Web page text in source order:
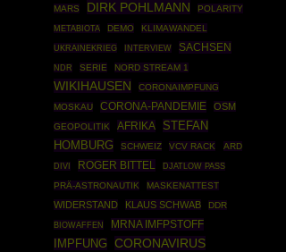
MARS DIRK POHLMANN POLARITY
METABIOTA DEMO
KLIMAWANDEL
UKRAINEKRIEG
INTERVIEW SACHSEN
NDR SERIE NORD STREAM 1
WIKIHAUSEN
CORONAIMPFUNG
MOSKAU
CORONA-PANDEMIE OSM
GEOPOLITIK AFRIKA
STEFAN
HOMBURG
SCHWEIZ VCV RACK ARD
DIVI ROGER BITTEL DJATLOW PASS
PRÄ-ASTRONAUTIK MASKENATTEST
WIDERSTAND KLAUS SCHWAB
DDR
BIOWAFFEN
MRNA IMFPSTOFF
IMPFUNG
CORONAVIRUS